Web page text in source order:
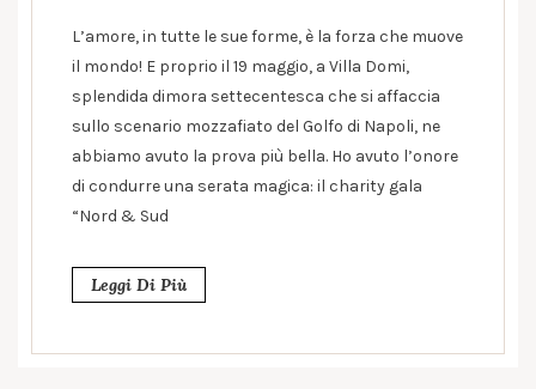
L’amore, in tutte le sue forme, è la forza che muove
il mondo! E proprio il 19 maggio, a Villa Domi,
splendida dimora settecentesca che si affaccia
sullo scenario mozzafiato del Golfo di Napoli, ne
abbiamo avuto la prova più bella. Ho avuto l’onore
di condurre una serata magica: il charity gala
“Nord & Sud
Leggi Di Più